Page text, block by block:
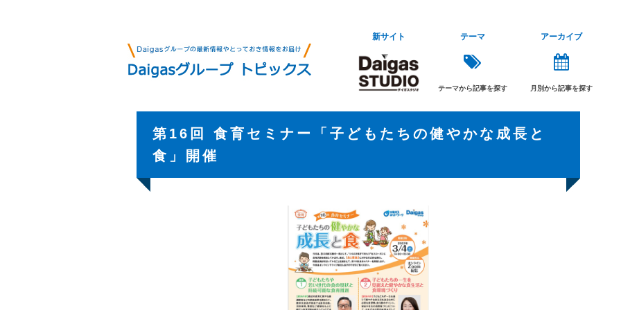
新サイト テーマ
テーマから記事を探す
アーカイブ
月別から記事を探す
第16回 食育セミナー「子どもたちの健やかな成長と
食」開催